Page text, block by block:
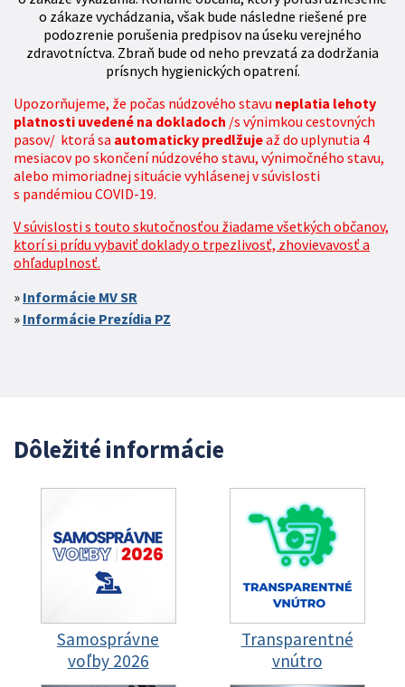
o zákaze vychádzania, však bude následne riešené pre
podozrenie porušenia predpisov na úseku verejného
zdravotníctva. Zbraň bude od neho prevzatá za dodržania
prísnych hygienických opatrení.
Upozorňujeme, že počas núdzového stavu neplatia lehoty
platnosti uvedené na dokladoch /s výnimkou cestovných
pasov/ ktorá sa automaticky predlžujeaž do uplynutia 4
mesiacov po skončení núdzového stavu, výnimočného stavu,
alebo mimoriadnej situácie vyhlásenej v súvislosti
s pandémiou COVID-19.
V súvislosti s touto skutočnosťou žiadame všetkých občanov,
ktorí si prídu vybaviť doklady o trpezlivosť, zhovievavosť a
ohľaduplnosť.
Informácie MV SR
Informácie Prezídia PZ
Dôležité informácie
Samosprávne
voľby 2026
Transparentné
vnútro